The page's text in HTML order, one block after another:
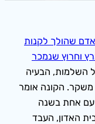
שהולך לקנות
וחרוץ שנמכר
השלמות, הבעיה
הקונה אומר
אחת בשנה
האדון, העבד